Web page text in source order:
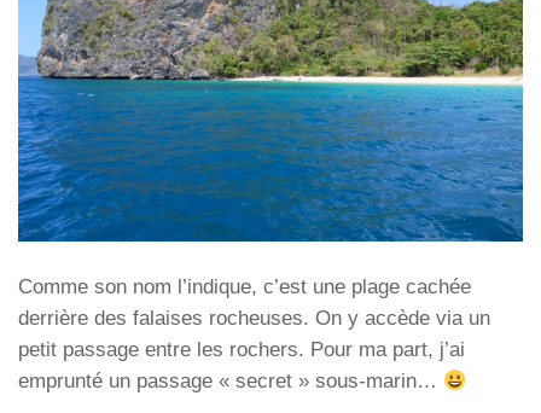
Comme son nom l’indique, c’est une plage cachée
derrière des falaises rocheuses. On y accède via un
petit passage entre les rochers. Pour ma part, j’ai
emprunté un passage « secret » sous-marin…